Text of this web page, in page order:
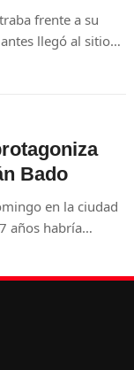
frente a su
llegó al sitio
Bado
en la ciudad
años habría